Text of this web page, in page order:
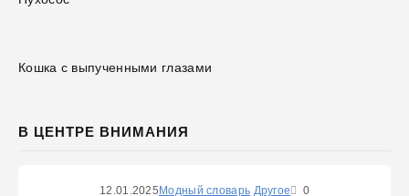
Кошка с выпученными глазами
В ЦЕНТРЕ ВНИМАНИЯ
12.01.2025 Модный словарь Другое 0